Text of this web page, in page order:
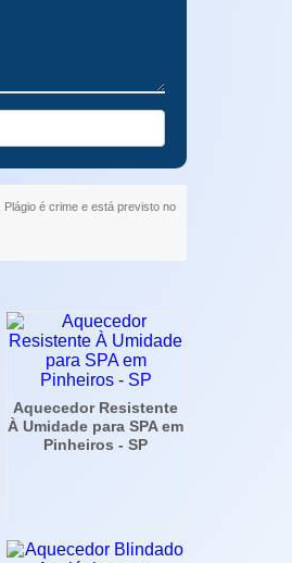
é crime e está previsto no
Aquecedor Resistente
À Umidade para SPA em
Pinheiros - SP